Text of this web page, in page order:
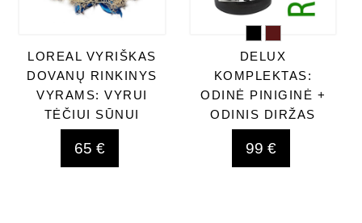
LOREAL VYRIŠKAS
DOVANŲ RINKINYS
VYRAMS: VYRUI
TĖČIUI SŪNUI
65 €
DELUX
KOMPLEKTAS:
ODINĖ PINIGINĖ +
ODINIS DIRŽAS
99 €